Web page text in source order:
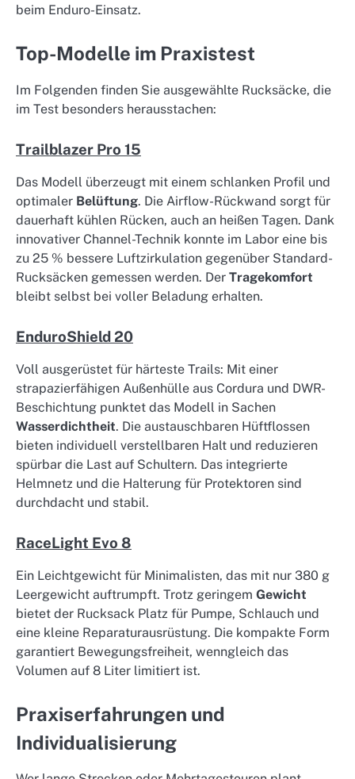
beim Enduro-Einsatz.
Top-Modelle im Praxistest
Im Folgenden finden Sie ausgewählte Rucksäcke, die
im Test besonders herausstachen:
Trailblazer Pro 15
Das Modell überzeugt mit einem schlanken Profil und
optimaler Belüftung. Die Airflow-Rückwand sorgt für
dauerhaft kühlen Rücken, auch an heißen Tagen. Dank
innovativer Channel-Technik konnte im Labor eine bis
zu 25 % bessere Luftzirkulation gegenüber Standard-
Rucksäcken gemessen werden. Der Tragekomfort
bleibt selbst bei voller Beladung erhalten.
EnduroShield 20
Voll ausgerüstet für härteste Trails: Mit einer
strapazierfähigen Außenhülle aus Cordura und DWR-
Beschichtung punktet das Modell in Sachen
Wasserdichtheit. Die austauschbaren Hüftflossen
bieten individuell verstellbaren Halt und reduzieren
spürbar die Last auf Schultern. Das integrierte
Helmnetz und die Halterung für Protektoren sind
durchdacht und stabil.
RaceLight Evo 8
Ein Leichtgewicht für Minimalisten, das mit nur 380 g
Leergewicht auftrumpft. Trotz geringem Gewicht
bietet der Rucksack Platz für Pumpe, Schlauch und
eine kleine Reparaturausrüstung. Die kompakte Form
garantiert Bewegungsfreiheit, wenngleich das
Volumen auf 8 Liter limitiert ist.
Praxiserfahrungen und
Individualisierung